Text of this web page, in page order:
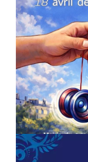
COMPÉTITIONS CULTURE
le 18 avril –
On18/03/2026by